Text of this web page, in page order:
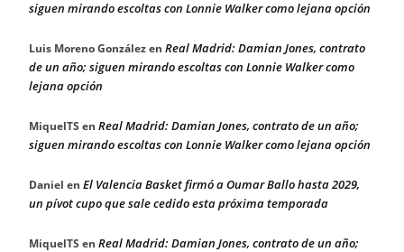
siguen mirando escoltas con Lonnie Walker como lejana opción
Luis Moreno Gonzálezen Real Madrid: Damian Jones, contrato
de un año; siguen mirando escoltas con Lonnie Walker como
lejana opción
MiquelTS en Real Madrid: Damian Jones, contrato de un año;
siguen mirando escoltas con Lonnie Walker como lejana opción
Daniel en El Valencia Basket firmó a Oumar Ballo hasta 2029,
un pívot cupo que sale cedido esta próxima temporada
MiquelTS en Real Madrid: Damian Jones, contrato de un año;